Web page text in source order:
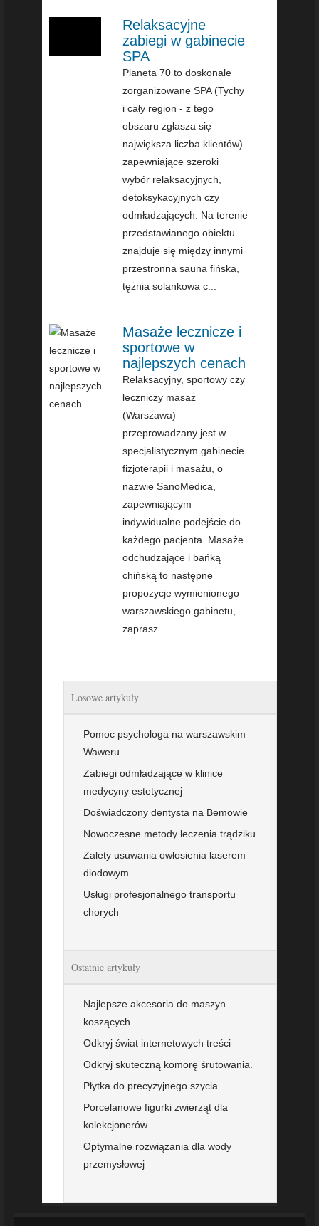
Relaksacyjne
zabiegi w gabinecie
SPA
Planeta 70 to doskonale
zorganizowane SPA (Tychy
i cały region - z tego
obszaru zgłasza się
największa liczba klientów)
zapewniające szeroki
wybór relaksacyjnych,
detoksykacyjnych czy
odmładzających. Na terenie
przedstawianego obiektu
znajduje się między innymi
przestronna sauna fińska,
tężnia solankowa c...
Masaże lecznicze i
sportowe w
najlepszych cenach
Relaksacyjny, sportowy czy
leczniczy masaż
(Warszawa)
przeprowadzany jest w
specjalistycznym gabinecie
fizjoterapii i masażu, o
nazwie SanoMedica,
zapewniającym
indywidualne podejście do
każdego pacjenta. Masaże
odchudzające i bańką
chińską to następne
propozycje wymienionego
warszawskiego gabinetu,
zaprasz...
Losowe artykuły
Pomoc psychologa na warszawskim
Waweru
Zabiegi odmładzające w klinice
medycyny estetycznej
Doświadczony dentysta na Bemowie
Nowoczesne metody leczenia trądziku
Zalety usuwania owłosienia laserem
diodowym
Usługi profesjonalnego transportu
chorych
Ostatnie artykuły
Najlepsze akcesoria do maszyn
koszących
Odkryj świat internetowych treści
Odkryj skuteczną komorę śrutowania.
Płytka do precyzyjnego szycia.
Porcelanowe figurki zwierząt dla
kolekcjonerów.
Optymalne rozwiązania dla wody
przemysłowej